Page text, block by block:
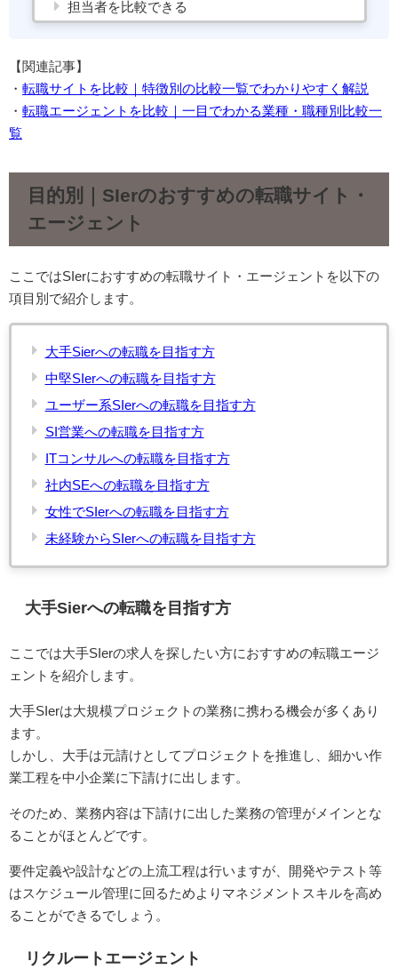
担当者を比較できる
【関連記事】
・ 転職サイトを比較｜特徴別の比較一覧でわかりやすく解説
・ 転職エージェントを比較｜一目でわかる業種・職種別比較一
覧
目的別｜SIerのおすすめの転職サイト・
エージェント
ここではSIerにおすすめの転職サイト・エージェントを以下の
項目別で紹介します。
大手Sierへの転職を目指す方
中堅SIerへの転職を目指す方
ユーザー系SIerへの転職を目指す方
SI営業への転職を目指す方
ITコンサルへの転職を目指す方
社内SEへの転職を目指す方
女性でSIerへの転職を目指す方
未経験からSIerへの転職を目指す方
大手Sierへの転職を目指す方
ここでは大手SIerの求人を探したい方におすすめの転職エージ
ェントを紹介します。
大手SIerは大規模プロジェクトの業務に携わる機会が多くあり
ます。
しかし、大手は元請けとしてプロジェクトを推進し、細かい作
業工程を中小企業に下請けに出します。
そのため、業務内容は下請けに出した業務の管理がメインとな
ることがほとんどです。
要件定義や設計などの上流工程は行いますが、開発やテスト等
はスケジュール管理に回るためよりマネジメントスキルを高め
ることができるでしょう。
リクルートエージェント